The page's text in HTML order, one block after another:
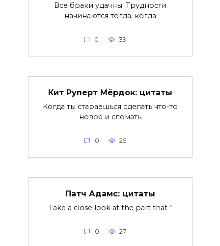
Все браки удачны. Трудности
начинаются тогда, когда
0 39
Кит Руперт Мёрдок: цитаты
Когда ты стараешься сделать что-то
новое и сломать
0 25
Патч Адамс: цитаты
Take a close look at the part that "
0 27